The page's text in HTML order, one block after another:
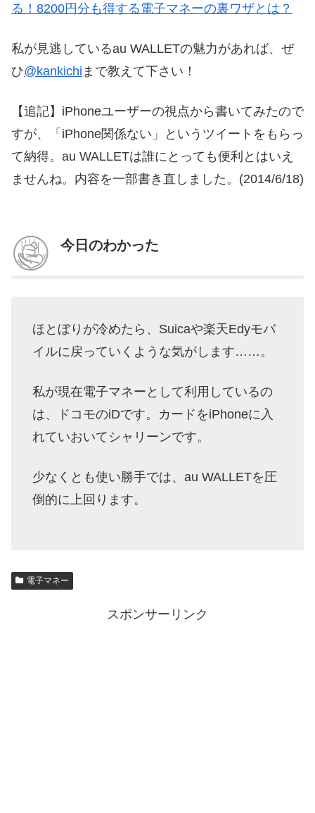
る！8200円分も得する電子マネーの裏ワザとは？
私が見逃しているau WALLETの魅力があれば、ぜ
ひ@kankichi まで教えて下さい！
【追記】iPhoneユーザーの視点から書いてみたので
すが、「iPhone関係ない」というツイートをもらっ
て納得。au WALLETは誰にとっても便利とはいえ
ませんね。内容を一部書き直しました。(2014/6/18)
今日のわかった
ほとぼりが冷めたら、Suicaや楽天Edyモバ
イルに戻っていくような気がします……。
私が現在電子マネーとして利用しているの
は、ドコモのiDです。カードをiPhoneに入
れていおいてシャリーンです。
少なくとも使い勝手では、au WALLETを圧
倒的に上回ります。
電子マネー
スポンサーリンク